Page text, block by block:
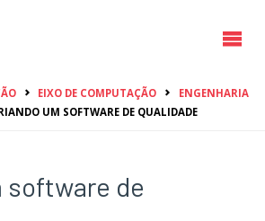
EIXO DE COMPUTAÇÃO
ENGENHARIA
UM SOFTWARE DE QUALIDADE
software de